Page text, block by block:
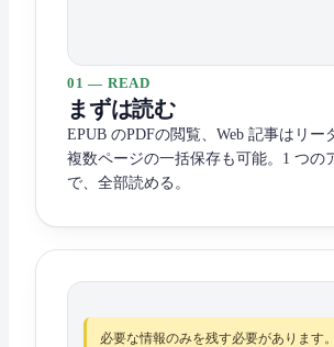
01 — READ
まずは読む
EPUB のPDFの閲覧、Web 記事はリー
複数ページの一括保存も可能。1 つの
で、全部読める。
必要な情報のみを残す必要があります。